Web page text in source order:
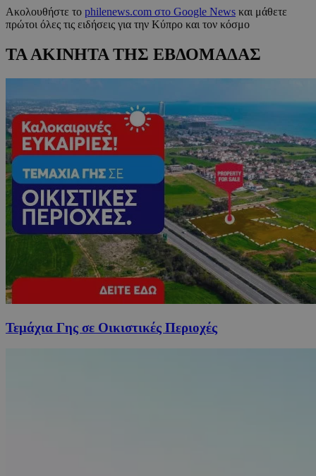
Ακολουθήστε το philenews.com στο Google News και μάθετε
πρώτοι όλες τις ειδήσεις για την Κύπρο και τον κόσμο
ΤΑ ΑΚΙΝΗΤΑ ΤΗΣ ΕΒΔΟΜΑΔΑΣ
Τεμάχια Γης σε Οικιστικές Περιοχές